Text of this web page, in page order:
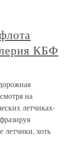
КБФ
на
летчиках-
летчики, хоть